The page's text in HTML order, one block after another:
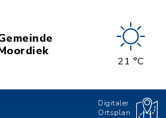
21 °C
Digitaler
Ortsplan